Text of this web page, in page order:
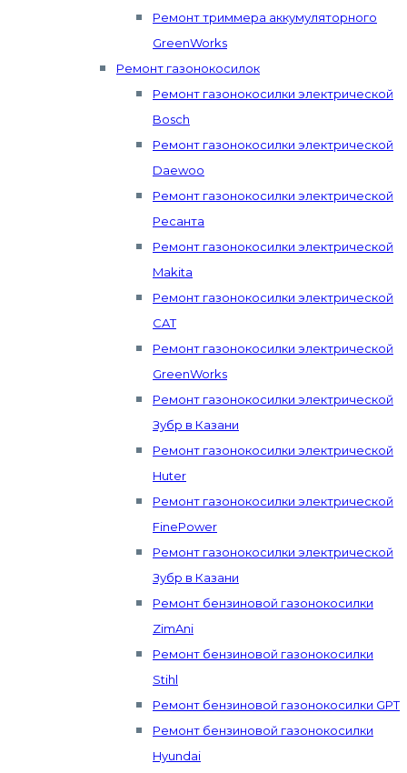
Ремонт триммера аккумуляторного
GreenWorks
Ремонт газонокосилок
Ремонт газонокосилки электрической
Bosch
Ремонт газонокосилки электрической
Daewoo
Ремонт газонокосилки электрической
Ресанта
Ремонт газонокосилки электрической
Makita
Ремонт газонокосилки электрической
CAT
Ремонт газонокосилки электрической
GreenWorks
Ремонт газонокосилки электрической
Зубр в Казани
Ремонт газонокосилки электрической
Huter
Ремонт газонокосилки электрической
FinePower
Ремонт газонокосилки электрической
Зубр в Казани
Ремонт бензиновой газонокосилки
ZimAni
Ремонт бензиновой газонокосилки
Stihl
Ремонт бензиновой газонокосилки GPT
Ремонт бензиновой газонокосилки
Hyundai